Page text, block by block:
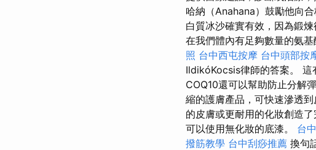
哈納（Anahana）鼓勵他向
白質冰沙確實有效，因為鍛
在我們體內有足夠數量的氨
照 台中西屯按摩 台中頭部按
IldikóKocsis律師的答案。 這
COQ10還可以幫助防止分解
縮的護膚產品，可快速滲透
的皮膚或更耐用的化妝創造了
可以使用無化妝的底漆。 台
撥筋教學 台中刮痧推薦 換句